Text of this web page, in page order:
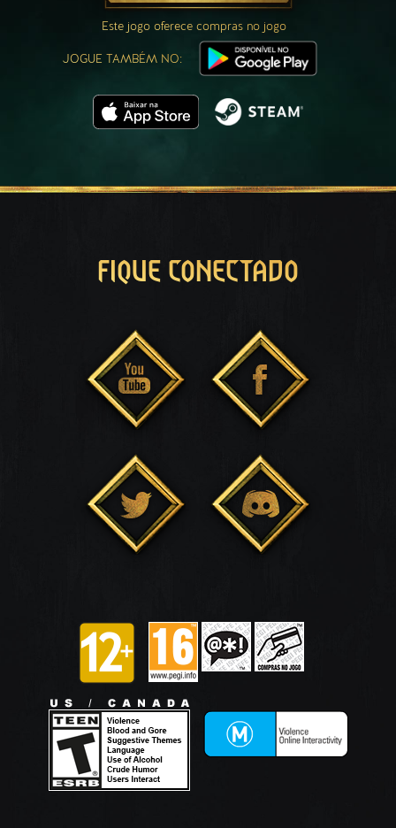
Este jogo oferece compras no jogo
JOGUE TAMBÉM NO:
FIQUE CONECTADO